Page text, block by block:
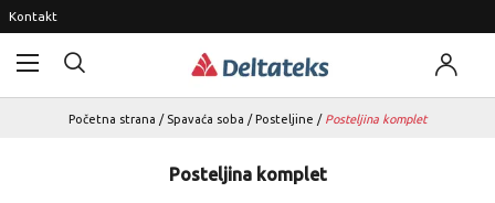
Kontakt
Početna strana / Spavaća soba / Posteljine / Posteljina komplet
Posteljina komplet